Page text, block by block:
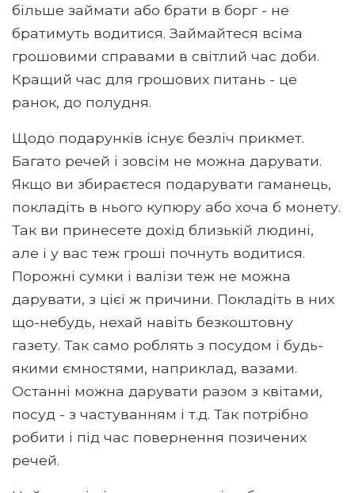
більше займати або брати в борг - не
братимуть водитися. Займайтеся всіма
грошовими справами в світлий час доби.
Кращий час для грошових питань - це
ранок, до полудня.
Щодо подарунків існує безліч прикмет.
Багато речей і зовсім не можна дарувати.
Якщо ви збираєтеся подарувати гаманець,
покладіть в нього купюру або хоча б монету.
Так ви принесете дохід близькій людині,
але і у вас теж гроші почнуть водитися.
Порожні сумки і валізи теж не можна
дарувати, з цієї ж причини. Покладіть в них
що-небудь, нехай навіть безкоштовну
газету. Так само роблять з посудом і будь-
якими ємностями, наприклад, вазами.
Останні можна дарувати разом з квітами,
посуд - з частуванням і т.д. Так потрібно
робити і під час повернення позичених
речей.